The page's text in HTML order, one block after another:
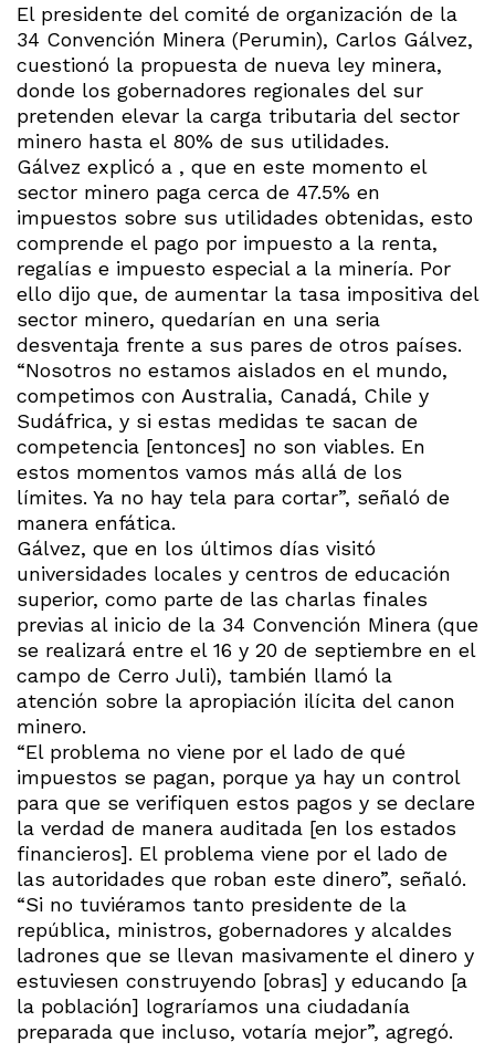
El presidente del comité de organización de la
34 Convención Minera (Perumin), Carlos Gálvez,
cuestionó la propuesta de nueva ley minera,
donde los gobernadores regionales del sur
pretenden elevar la carga tributaria del sector
minero hasta el 80% de sus utilidades.
Gálvez explicó a , que en este momento el
sector minero paga cerca de 47.5% en
impuestos sobre sus utilidades obtenidas, esto
comprende el pago por impuesto a la renta,
regalías e impuesto especial a la minería. Por
ello dijo que, de aumentar la tasa impositiva del
sector minero, quedarían en una seria
desventaja frente a sus pares de otros países.
“Nosotros no estamos aislados en el mundo,
competimos con Australia, Canadá, Chile y
Sudáfrica, y si estas medidas te sacan de
competencia [entonces] no son viables. En
estos momentos vamos más allá de los
límites. Ya no hay tela para cortar”, señaló de
manera enfática.
Gálvez, que en los últimos días visitó
universidades locales y centros de educación
superior, como parte de las charlas finales
previas al inicio de la 34 Convención Minera (que
se realizará entre el 16 y 20 de septiembre en el
campo de Cerro Juli), también llamó la
atención sobre la apropiación ilícita del canon
minero.
“El problema no viene por el lado de qué
impuestos se pagan, porque ya hay un control
para que se verifiquen estos pagos y se declare
la verdad de manera auditada [en los estados
financieros]. El problema viene por el lado de
las autoridades que roban este dinero”, señaló.
“Si no tuviéramos tanto presidente de la
república, ministros, gobernadores y alcaldes
ladrones que se llevan masivamente el dinero y
estuviesen construyendo [obras] y educando [a
la población] lograríamos una ciudadanía
preparada que incluso, votaría mejor”, agregó.